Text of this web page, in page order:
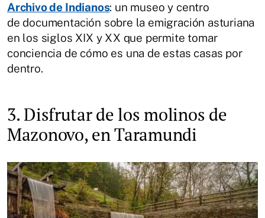
Archivo de Indianos: un museo y centro
de documentación sobre la emigración asturiana
en los siglos XIX y XX que permite tomar
conciencia de cómo es una de estas casas por
dentro.
3. Disfrutar de los molinos de
Mazonovo, en Taramundi